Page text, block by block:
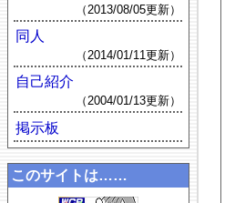
（2013/08/05更新）
同人
（2014/01/11更新）
自己紹介
（2004/01/13更新）
掲示板
このサイトは……